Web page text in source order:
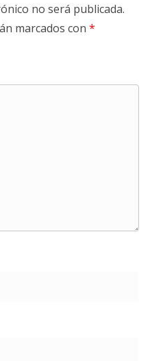
no será publicada.
marcados con *